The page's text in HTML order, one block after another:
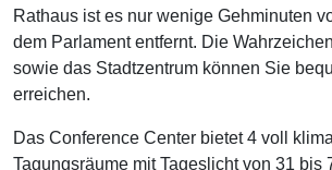
Rathaus ist es nur wenige Gehminuten
dem Parlament entfernt. Die
sowie das Stadtzentrum können Sie
erreichen.
Das Conference Center bietet 4 voll
Tagungsräume mit Tageslicht von 31 bis